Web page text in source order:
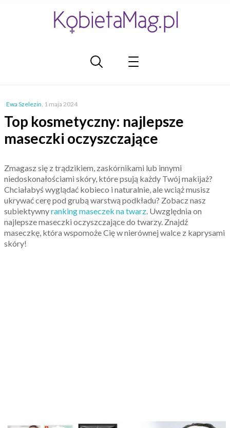
Ewa Szelezin, 1 maja 2024
Top kosmetyczny: najlepsze
maseczki oczyszczające
Zmagasz się z trądzikiem, zaskórnikami lub innymi
niedoskonałościami skóry, które psują każdy Twój makijaż?
Chciałabyś wyglądać kobieco i naturalnie, ale wciąż musisz
ukrywać cerę pod grubą warstwą podkładu? Zobacz nasz
subiektywnyranking maseczek na twarz. Uwzględnia on
najlepsze maseczki oczyszczające do twarzy. Znajdź
maseczkę, która wspomoże Cię w nierównej walce z kaprysami
skóry!